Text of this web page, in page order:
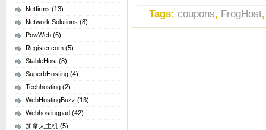
Netfirms (13)
Network Solutions (8)
PowWeb (6)
Register.com (5)
StableHost (8)
SuperbHosting (4)
Techhosting (2)
WebHostingBuzz (13)
Webhostingpad (42)
加拿大主机 (5)
Tags: coupons, FrogHost